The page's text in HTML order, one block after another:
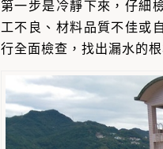
第一步是冷靜下來，仔細
工不良、材料品質不佳或
行全面檢查，找出漏水的根